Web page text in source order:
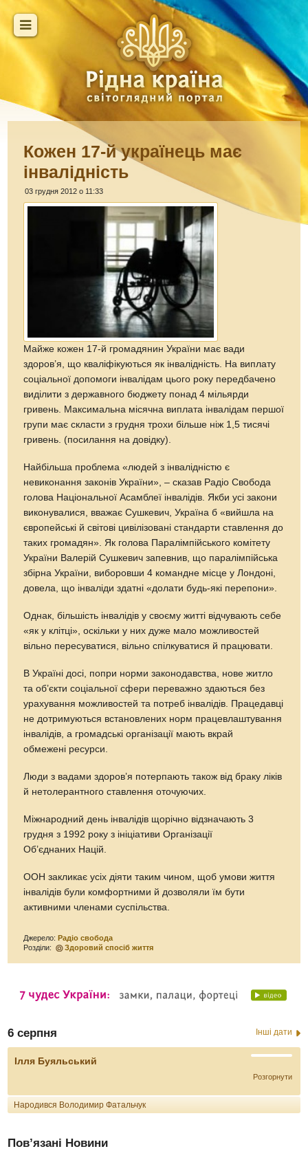
Кожен 17-й українець має
інвалідність
03 грудня 2012 о 11:33
Майже кожен 17-й громадянин України має вади
здоров’я, що кваліфікуються як інвалідність. На виплату
соціальної допомоги інвалідам цього року передбачено
виділити з державного бюджету понад 4 мільярди
гривень. Максимальна місячна виплата інвалідам першої
групи має скласти з грудня трохи більше ніж 1,5 тисячі
гривень. (посилання на довідку).
Найбільша проблема «людей з інвалідністю є
невиконання законів України», – сказав Радіо Свобода
голова Національної Асамблеї інвалідів. Якби усі закони
виконувалися, вважає Сушкевич, Україна б «вийшла на
європейські й світові цивілізовані стандарти ставлення до
таких громадян». Як голова Паралімпійського комітету
України Валерій Сушкевич запевнив, що паралімпійська
збірна України, виборовши 4 командне місце у Лондоні,
довела, що інваліди здатні «долати будь-які перепони».
Однак, більшість інвалідів у своєму житті відчувають себе
«як у клітці», оскільки у них дуже мало можливостей
вільно пересуватися, вільно спілкуватися й працювати.
В Україні досі, попри норми законодавства, нове житло
та об’єкти соціальної сфери переважно здаються без
урахування можливостей та потреб інвалідів. Працедавці
не дотримуються встановлених норм працевлаштування
інвалідів, а громадські організації мають вкрай
обмежені ресурси.
Люди з вадами здоров’я потерпають також від браку ліків
й нетолерантного ставлення оточуючих.
Міжнародний день інвалідів щорічно відзначають 3
грудня з 1992 року з ініціативи Організації
Об’єднаних Націй.
ООН закликає усіх діяти таким чином, щоб умови життя
інвалідів були комфортними й дозволяли їм бути
активними членами суспільства.
Джерело: Радіо свобода
Розділи:
Здоровий спосіб життя
6 серпня Інші дати
Ілля Буяльський
Розгорнути
Народився Володимир Фатальчук
Пов’язані Новини